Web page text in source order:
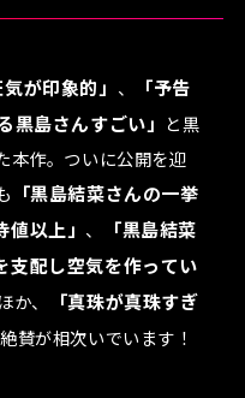
が印象的」 、
「予告
黒島さんすごい」 と黒
本作。ついに公開を迎
「黒島結菜さんの一挙
以上」 、
「黒島結菜
支配し空気を作ってい
、
「真珠が真珠すぎ
賛が相次いでいます！